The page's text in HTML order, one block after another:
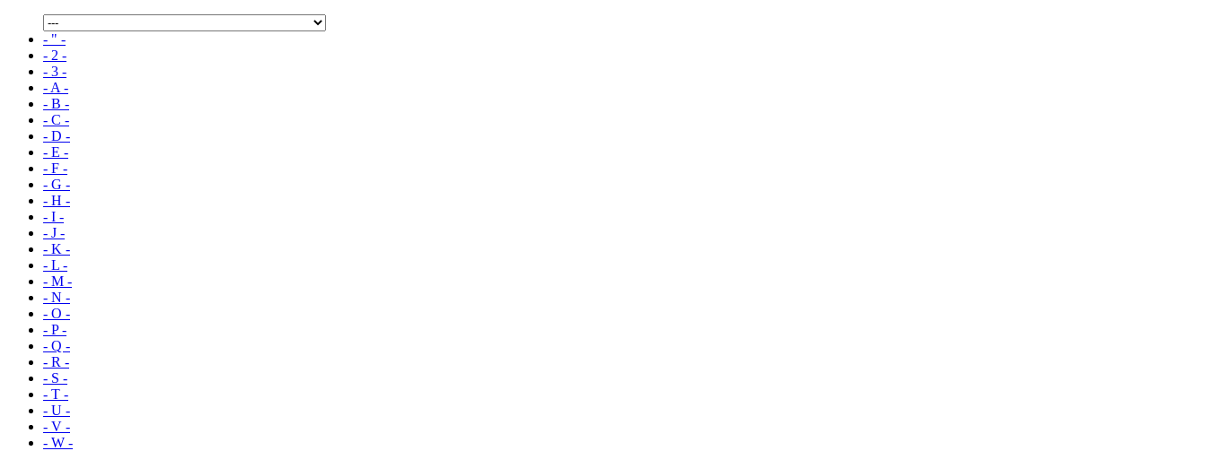
- " -
- 2 -
- 3 -
- A -
- B -
- C -
- D -
- E -
- F -
- G -
- H -
- I -
- J -
- K -
- L -
- M -
- N -
- O -
- P -
- Q -
- R -
- S -
- T -
- U -
- V -
- W -